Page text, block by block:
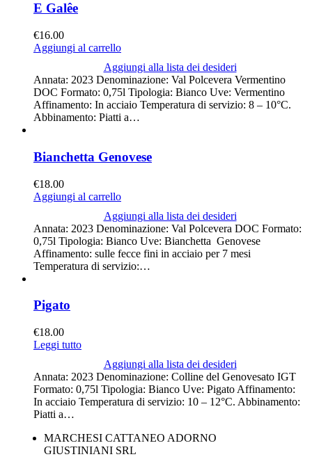
E Galêe
€16.00
Aggiungi al carrello
Aggiungi alla lista dei desideri
Annata: 2023 Denominazione: Val Polcevera Vermentino
DOC Formato: 0,75l Tipologia: Bianco Uve: Vermentino
Affinamento: In acciaio Temperatura di servizio: 8 – 10°C.
Abbinamento: Piatti a…
Bianchetta Genovese
€18.00
Aggiungi al carrello
Aggiungi alla lista dei desideri
Annata: 2023 Denominazione: Val Polcevera DOC Formato:
0,75l Tipologia: Bianco Uve: Bianchetta Genovese
Affinamento: sulle fecce fini in acciaio per 7 mesi
Temperatura di servizio:…
Pigato
€18.00
Leggi tutto
Aggiungi alla lista dei desideri
Annata: 2023 Denominazione: Colline del Genovesato IGT
Formato: 0,75l Tipologia: Bianco Uve: Pigato Affinamento:
In acciaio Temperatura di servizio: 10 – 12°C. Abbinamento:
Piatti a…
MARCHESI CATTANEO ADORNO
GIUSTINIANI SRL